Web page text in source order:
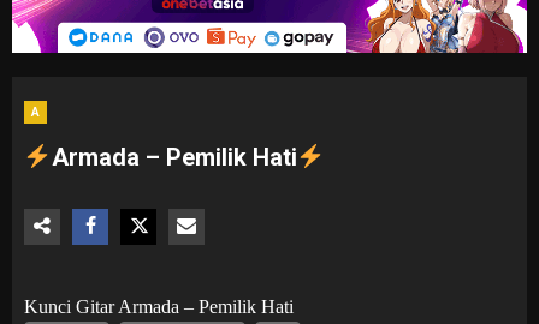
A
Armada – Pemilik Hati
Kunci Gitar Armada – Pemilik Hati